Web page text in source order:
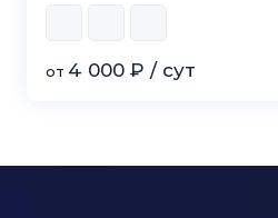
от 4 000 ₽ / сут